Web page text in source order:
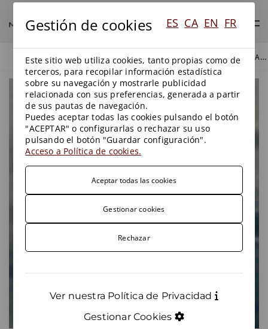
BLOG MEDIO AMBIENTE EL SUPREMO SE PRONUNCIA EN MATERIA DE ELECTROCUCIÓN DE AVES PROTEGIDAS EN LÍNEAS ELÉCTRICAS DE ALTA TENSIÓN
Gestión de cookies ES CA EN FR
Este sitio web utiliza cookies, tanto propias como de
terceros, para recopilar información estadística
sobre su navegación y mostrarle publicidad
relacionada con sus preferencias, generada a partir
de sus pautas de navegación.
Puedes aceptar todas las cookies pulsando el botón
"ACEPTAR" o configurarlas o rechazar su uso
pulsando el botón "Guardar configuración".
Acceso a Política de cookies.
Aceptar todas las cookies
Gestionar cookies
Rechazar
Ver nuestra Política de Privacidad
Gestionar Cookies